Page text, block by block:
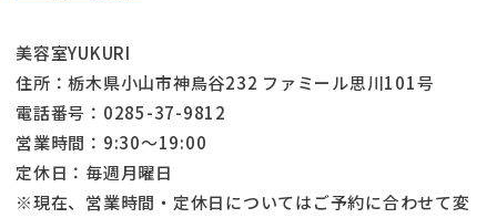
美容室YUKURI
住所：栃木県小山市神鳥谷232 ファミール思川101号
電話番号：0285-37-9812
営業時間：9:30～19:00
定休日：毎週月曜日
※現在、営業時間・定休日についてはご予約に合わせて変